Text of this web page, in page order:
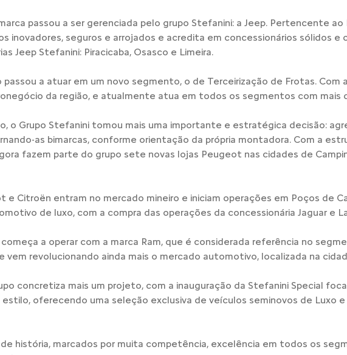
passou a ser gerenciada pelo grupo Stefanini: a Jeep. Pertencente ao
inovadores, seguros e arrojados e acredita em concessionários sólidos e
Jeep Stefanini: Piracicaba, Osasco e Limeira.
a atuar em um novo segmento, o de Terceirização de Frotas. Com
da região, e atualmente atua em todos os segmentos com mais
o Grupo Stefanini tomou mais uma importante e estratégica decisão:
as bimarcas, conforme orientação da própria montadora. Com a
fazem parte do grupo sete novas lojas Peugeot nas cidades de
e Citroën entram no mercado mineiro e iniciam operações em Poços de
de luxo, com a compra das operações da concessionária Jaguar e
a operar com a marca Ram, que é considerada referência no
vem revolucionando ainda mais o mercado automotivo, localizada na
concretiza mais um projeto, com a inauguração da Stefanini Special
oferecendo uma seleção exclusiva de veículos seminovos de Luxo
história, marcados por muita competência, excelência em todos os